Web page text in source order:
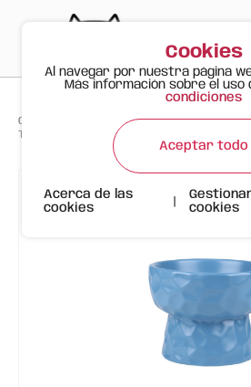
Gato Feliz Productos > >
Tazón de Cerámica con Diseño Ondulado |
Cookies
Al navegar por nuestra página
Más información sobre el uso
condiciones
Aceptar todo
Acerca de las
cookies
cookies